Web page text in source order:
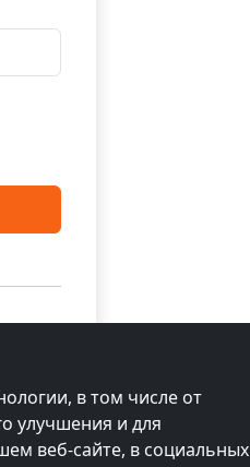
в том числе от
улучшения и для
веб-сайте, в социальных